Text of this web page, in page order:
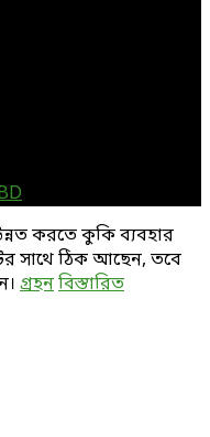
করতে কুকি ব্যবহার
সাথে ঠিক আছেন, তবে
গ্রহনবিস্তারিত